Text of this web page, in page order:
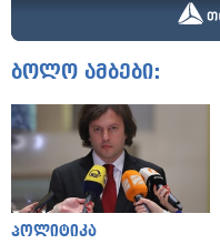
ბოლო ამბები:
პოლიტიკა